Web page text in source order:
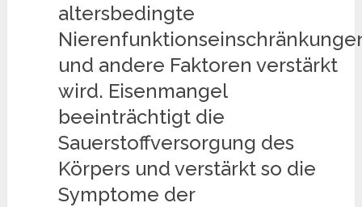
altersbedingte
und andere Faktoren verstärkt
wird. Eisenmangel
beeinträchtigt die
Sauerstoffversorgung des
Körpers und verstärkt so die
Symptome der